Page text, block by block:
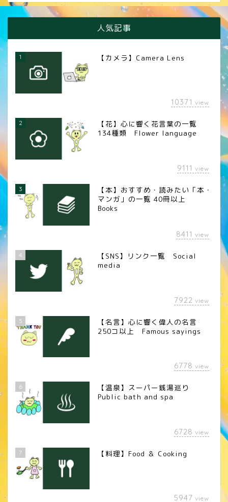
人気記事
1 【カメラ】Camera Lens
10371 view
2
【花】心に響く花言葉の一覧
134種類 Flower language
9111 view
3
【本】おすすめ・読みたい「本・
マンガ」の一覧 40冊以上
Books
8411 view
4
【SNS】リンク一覧 Social
media
7922 view
5
【名言】心に響く偉人の名言
250コ以上 Famous sayings
6778 view
6
【温泉】スーパー銭湯巡り
Public bath and spa
6728 view
7 【料理】Food ＆ Cooking
5947 view